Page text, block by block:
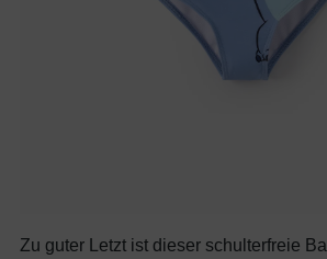
Zu guter Letzt ist dieser schulterfreie